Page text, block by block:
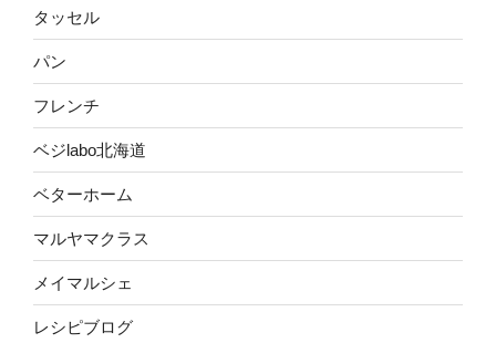
タッセル
パン
フレンチ
ベジlabo北海道
ベターホーム
マルヤマクラス
メイマルシェ
レシピブログ